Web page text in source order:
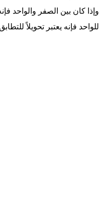
وإذا كان بين الصفر والواحد
للواحد فإنه يعتبر تحويلاً للتطابق.